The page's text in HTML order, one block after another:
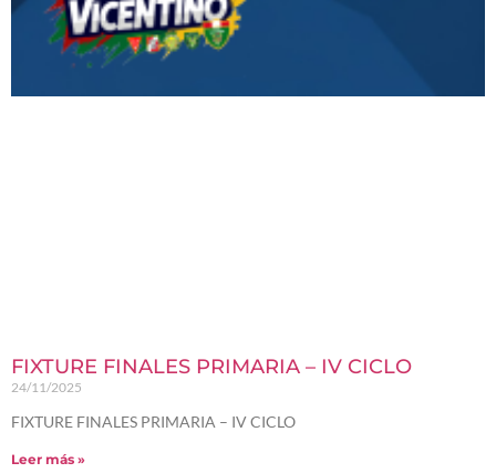
FIXTURE FINALES PRIMARIA – IV CICLO
24/11/2025
FIXTURE FINALES PRIMARIA – IV CICLO
Leer más »